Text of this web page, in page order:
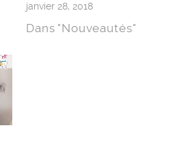
janvier 28, 2018
Dans "Nouveautés"